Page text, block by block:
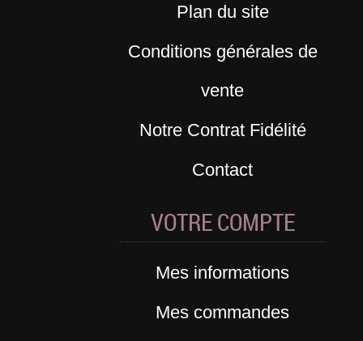
Plan du site
Conditions générales de
vente
Notre Contrat Fidélité
Contact
VOTRE COMPTE
Mes informations
Mes commandes